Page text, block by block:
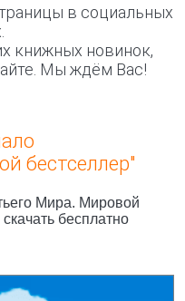
в социальных
книжных новинок,
Мы ждём Вас!
бестселлер"
Мира. Мировой
бесплатно